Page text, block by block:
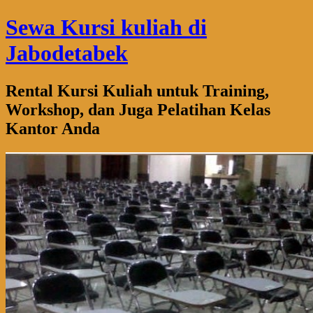
Sewa Kursi kuliah di
Jabodetabek
Rental Kursi Kuliah untuk Training,
Workshop, dan Juga Pelatihan Kelas
Kantor Anda